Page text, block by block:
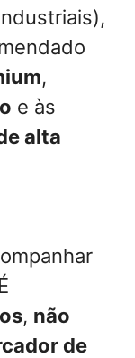
,
e às
alta
, não
de